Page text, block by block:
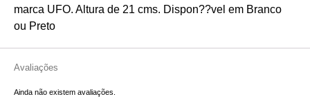
marca UFO. Altura de 21 cms. Dispon??vel em Branco
ou Preto
Avaliações
Ainda não existem avaliações.